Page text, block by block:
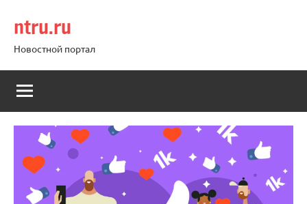
содержимому
ntru.ru
Новостной портал